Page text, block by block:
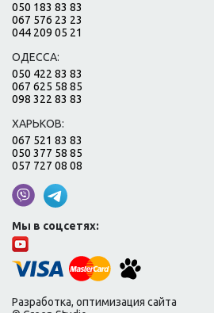
050 183 83 83
067 576 23 23
044 209 05 21
ОДЕССА:
050 422 83 83
067 625 58 85
098 322 83 83
ХАРЬКОВ:
067 521 83 83
050 377 58 85
057 727 08 08
Мы в соцсетях:
Разработка, оптимизация сайта